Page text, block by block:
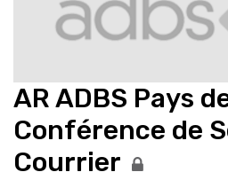
AR ADBS Pays
Conférence de
Courrier